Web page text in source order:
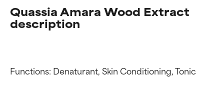
Quassia Amara Wood Extract
description
Functions: Denaturant, Skin Conditioning, Tonic